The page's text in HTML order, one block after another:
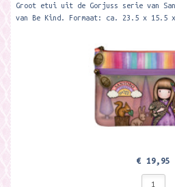
Groot etui uit de Gorjuss serie van
van Be Kind. Formaat: ca. 23.5 x
€ 19,95